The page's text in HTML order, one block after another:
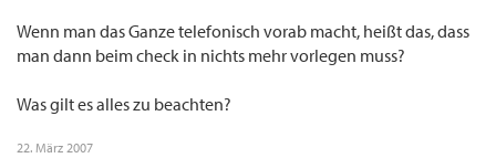
Wenn man das Ganze telefonisch vorab macht, heißt das, dass
man dann beim check in nichts mehr vorlegen muss?
Was gilt es alles zu beachten?
22. März 2007